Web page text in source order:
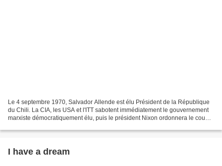
Le 4 septembre 1970, Salvador Allende est élu Président de la République
du Chili. La CIA, les USA et l'ITT sabotent immédiatement le gouvernement
marxiste démocratiquement élu, puis le président Nixon ordonnera le coup
I have a dream